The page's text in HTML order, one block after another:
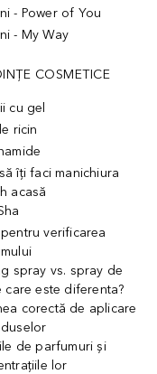
- Power of You
- My Way
COSMETICE
cu gel
ricin
îți faci manichiura
acasă
verificarea
spray vs. spray de
care este diferenta?
corectă de aplicare
de parfumuri și
lor